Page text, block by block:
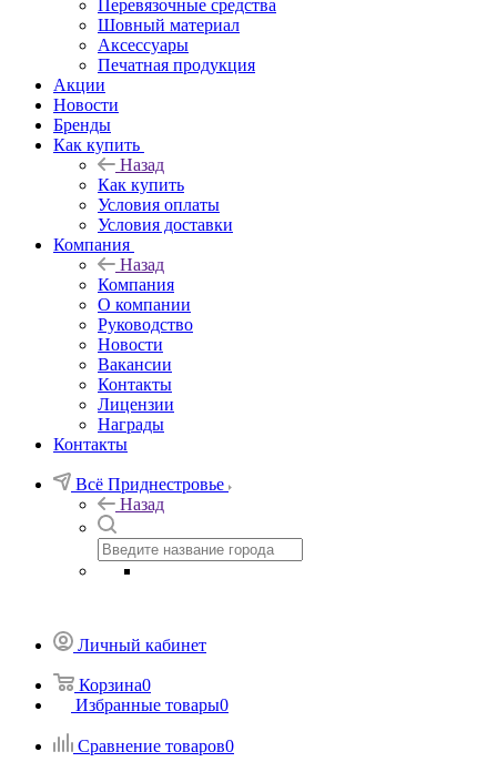
Перевязочные средства
Шовный материал
Аксессуары
Печатная продукция
Акции
Новости
Бренды
Как купить
Назад
Как купить
Условия оплаты
Условия доставки
Компания
Назад
Компания
О компании
Руководство
Новости
Вакансии
Контакты
Лицензии
Награды
Контакты
Всё Приднестровье
Назад
Личный кабинет
Корзина0
Избранные товары0
Сравнение товаров0